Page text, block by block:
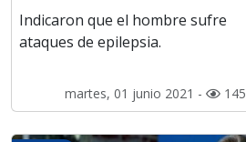
Indicaron que el hombre sufre
ataques de epilepsia.
martes, 01 junio 2021 - 145